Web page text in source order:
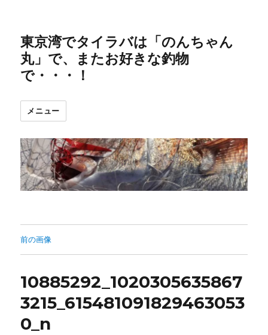
東京湾でタイラバは「のんちゃん
丸」で、またお好きな釣物
で・・・！
メニュー
前の画像
10885292_1020305635867
3215_615481091829463053
0_n